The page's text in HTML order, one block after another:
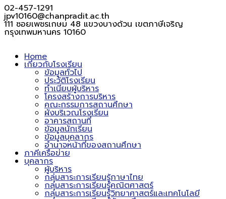
02-457-1291
jpv10160@chanpradit.ac.th
111 ซอยเพชรเกษม 48 แขวงบางด้วน เขตภาษีเจริญ
กรุงเทพมหานคร 10160
Home
เกี่ยวกับโรงเรียน
ข้อมูลทั่วไป
ประวัติโรงเรียน
ทำเนียบผู้บริหาร
โครงสร้างการบริหาร
คณะกรรมการสถานศึกษา
ผังบริเวณโรงเรียน
อาคารสถานที่
ข้อมูลนักเรียน
ข้อมูลบุคลากร
อำนาจหน้าที่ของสถานศึกษา
ภาคีเครือข่าย
บุคลากร
ผู้บริหาร
กลุ่มสาระการเรียนรู้ภาษาไทย
กลุ่มสาระการเรียนรู้คณิตศาสตร์
กลุ่มสาระการเรียนรู้วิทยาศาสตร์และเทคโนโลยี